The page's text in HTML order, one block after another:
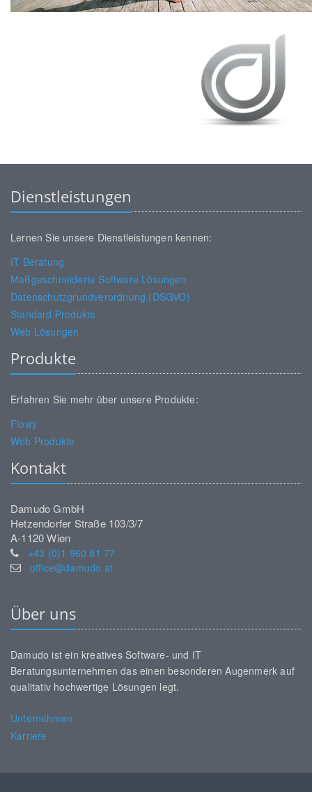
Dienstleistungen
Lernen Sie unsere Dienstleistungen kennen:
IT Beratung
Maßgeschneiderte Software Lösungen
Datenschutzgrundverordnung (DSGVO)
Standard Produkte
Web Lösungen
Produkte
Erfahren Sie mehr über unsere Produkte:
Flowy
Web Produkte
Kontakt
Damudo GmbH
Hetzendorfer Straße 103/3/7
A-1120 Wien
+43 (0)1 960 81 77
office@damudo.at
Über uns
Damudo ist ein kreatives Software- und IT
Beratungsunternehmen das einen besonderen Augenmerk auf
qualitativ hochwertige Lösungen legt.
Unternehmen
Karriere